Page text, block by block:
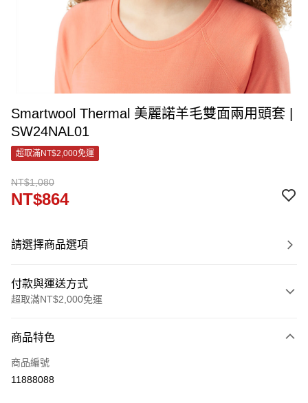
Smartwool Thermal 美麗諾羊毛雙面兩用頭套 |
SW24NAL01
超取滿NT$2,000免運
NT$1,080
NT$864
請選擇商品選項
付款與運送方式
超取滿NT$2,000免運
信用卡一次付款
LINE Pay
商品特色
商品編號
11888088